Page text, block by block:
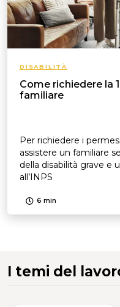
DISABILITÀ
Come richiedere la
familiare
Per richiedere i
assistere un familiare
della disabilità grave e
all’INPS
6 min
I temi del